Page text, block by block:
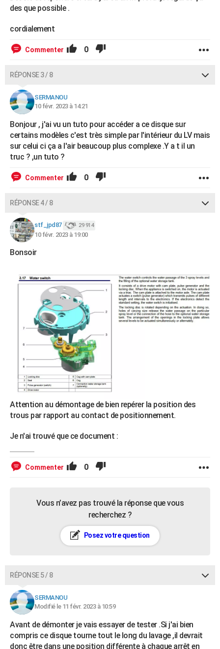
des que possible .
cordialement
Commenter 0
RÉPONSE 3 / 8
SERMANOU
10 févr. 2023 à 14:21
Bonjour , j'ai vu un tuto pour accéder a ce disque sur
certains modèles c'est très simple par l'intérieur du LV mais
sur celui ci ça a l'air beaucoup plus complexe .Y a t il un
truc ? ,un tuto ?
Commenter 0
RÉPONSE 4 / 8
stf_jpd87 29 914
10 févr. 2023 à 19:00
Bonsoir
Attention au démontage de bien repérer la position des
trous par rapport au contact de positionnement.
Je n'ai trouvé que ce document :
Commenter 0
Vous n’avez pas trouvé la réponse que vous
recherchez ?
Posez votre question
RÉPONSE 5 / 8
SERMANOU
Modifié le 11 févr. 2023 à 10:59
Avant de démonter je vais essayer de tester .Si j'ai bien
compris ce disque tourne tout le long du lavage ,il devrait
donc être dans une position différente à chaque arrêt en